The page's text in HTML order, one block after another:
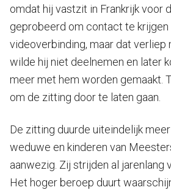
omdat hij vastzit in Frankrijk voor
geprobeerd om contact te krijgen
videoverbinding, maar dat verliep
wilde hij niet deelnemen en later
meer met hem worden gemaakt.
om de zitting door te laten gaan.
De zitting duurde uiteindelijk meer
weduwe en kinderen van
aanwezig. Zij strijden al jarenlang
Het hoger beroep duurt